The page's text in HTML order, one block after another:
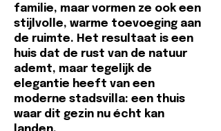
familie, maar vormen ze ook een
stijlvolle, warme toevoeging aan
de ruimte. Het resultaat is een
huis dat de rust van de natuur
ademt, maar tegelijk de
elegantie heeft van een
moderne stadsvilla: een thuis
waar dit gezin nu écht kan